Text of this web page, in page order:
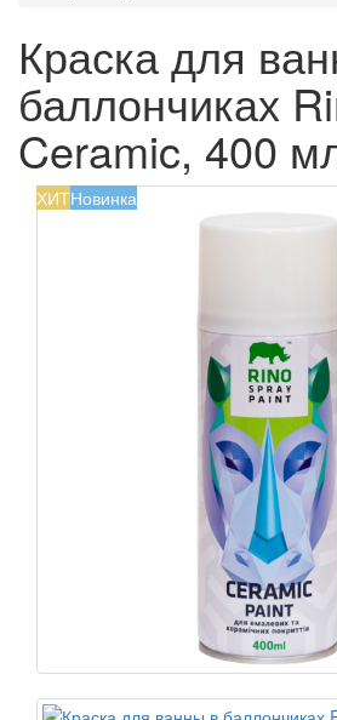
Краска для
баллончиках
Ceramic, 400
ХИТНовинка